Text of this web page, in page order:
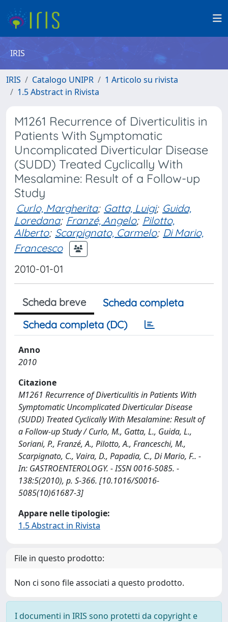
IRIS
IRIS Catalogo UNIPR
1 Articolo su rivista
1.5 Abstract in Rivista
M1261 Recurrence of Diverticulitis in
Patients With Symptomatic
Uncomplicated Diverticular Disease
(SUDD) Treated Cyclically With
Mesalamine: Result of a Follow-up
Study
Curlo, Margherita; Gatta, Luigi; Guida,
Loredana; Franzé, Angelo; Pilotto,
Alberto; Scarpignato, Carmelo; Di Mario,
Francesco
2010-01-01
Scheda breve
Scheda completa
Scheda completa (DC)
Anno
2010
Citazione
M1261 Recurrence of Diverticulitis in Patients With
Symptomatic Uncomplicated Diverticular Disease
(SUDD) Treated Cyclically With Mesalamine: Result of
a Follow-up Study / Curlo, M., Gatta, L., Guida, L.,
Soriani, P., Franzé, A., Pilotto, A., Franceschi, M.,
Scarpignato, C., Vaira, D., Papadia, C., Di Mario, F.. -
In: GASTROENTEROLOGY. - ISSN 0016-5085. -
138:5(2010), p. S-366. [10.1016/S0016-
5085(10)61687-3]
Appare nelle tipologie:
1.5 Abstract in Rivista
File in questo prodotto:
Non ci sono file associati a questo prodotto.
I documenti in IRIS sono protetti da copyright e